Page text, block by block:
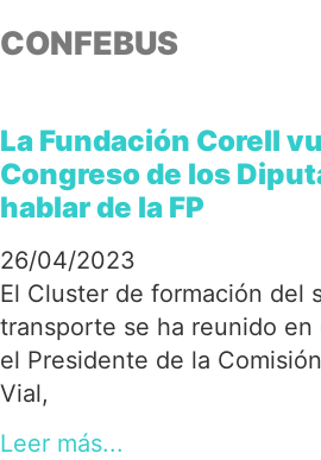
CONFEBUS
La Fundación Corell
Congreso de los
hablar de la FP
26/04/2023
El Cluster de formación del
transporte se ha reunido
el Presidente de la
Vial,
Leer más...